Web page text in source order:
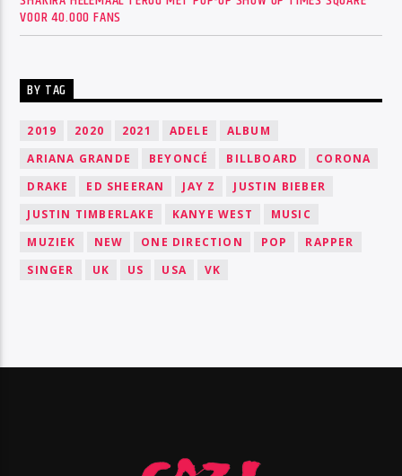
VOOR 40.000 FANS
BY TAG
2019 2020 2021 ADELE
ALBUM
ARIANA GRANDE
BEYONCÉ BILLBOARD
CORONA
DRAKE
ED SHEERAN JAY Z
JUSTIN BIEBER
JUSTIN TIMBERLAKE
KANYE WEST
MUSIC
MUZIEK
NEW ONE DIRECTION POP
RAPPER
SINGER
UK US USA VK